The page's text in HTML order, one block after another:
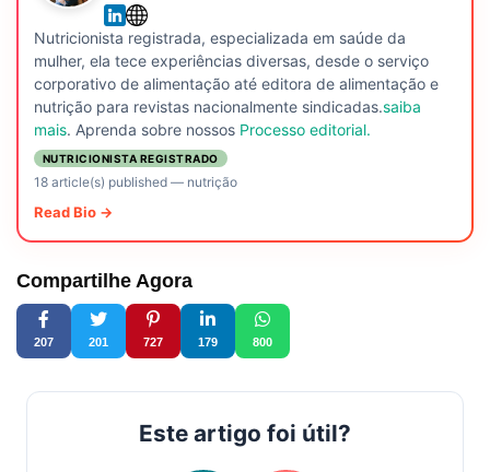
Nutricionista registrada, especializada em saúde da
mulher, ela tece experiências diversas, desde o serviço
corporativo de alimentação até editora de alimentação e
nutrição para revistas nacionalmente sindicadas.saiba
mais. Aprenda sobre nossos Processo editorial.
NUTRICIONISTA REGISTRADO
18 article(s) published— nutrição
Read Bio →
Compartilhe Agora
207 201 727 179 800
Este artigo foi útil?